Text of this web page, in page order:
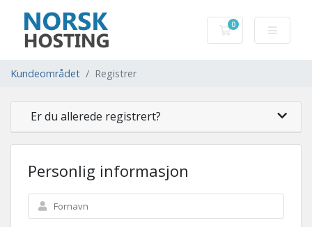
0
Handlevogn
Kundeområdet Registrer
Er du allerede registrert?
Personlig informasjon